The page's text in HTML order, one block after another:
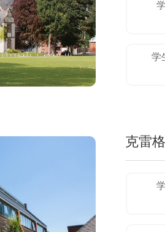
学
克雷